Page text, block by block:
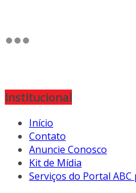
Institucional
Início
Contato
Anuncie Conosco
Kit de Mídia
Serviços do Portal